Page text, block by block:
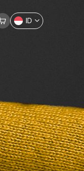
ID